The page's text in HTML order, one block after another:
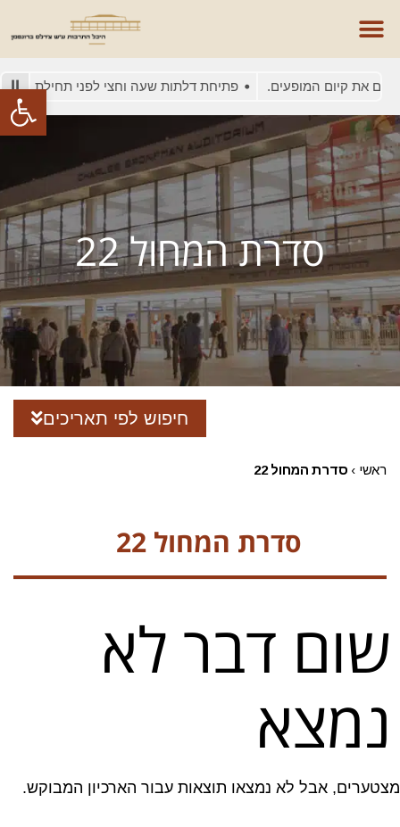
פתח את קיום המופעים. פתיחת דלתות שעה וחצי לפני תחילת המופע
סדרת המחול 22
חיפוש לפי תאריכים
ראשי › סדרת המחול 22
סדרת המחול 22
שום דבר לא
נמצא
מצטערים, אבל לא נמצאו תוצאות עבור הארכיון המבוקש.